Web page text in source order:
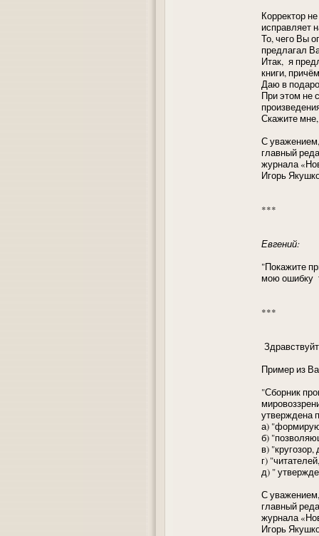
Корректор
исправляет
То, чего Вы
предлагал
Итак, я
книги,
Даю в
При этом не
Скажите
С уважением,
главный
журнала
Игорь
***
Евгений:
"Покажите
мою ошибку
***
Пример из
"Сборник
утверждена
а)
б)
в)
г)
д) "
С уважением,
главный
журнала
Игорь